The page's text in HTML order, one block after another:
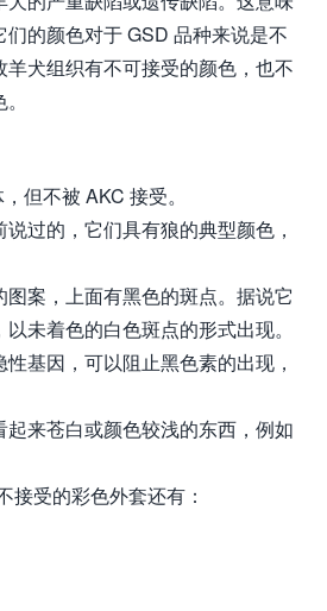
的颜色对于 GSD 品种来说是不
犬组织有不可接受的颜色，也不
但不被 AKC 接受。
过的，它们具有狼的典型颜色，
案，上面有黑色的斑点。据说它
未着色的白色斑点的形式出现。
基因，可以阻止黑色素的出现，
来苍白或颜色较浅的东西，例如
接受的彩色外套还有：